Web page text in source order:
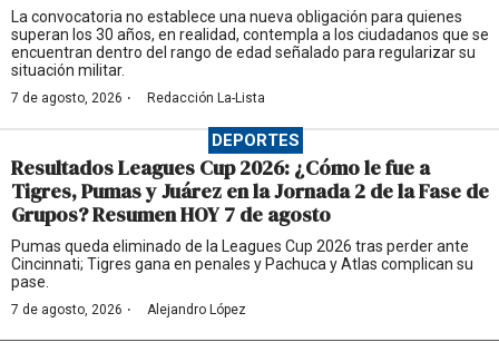
La convocatoria no establece una nueva obligación para quienes
superan los 30 años, en realidad, contempla a los ciudadanos que se
encuentran dentro del rango de edad señalado para regularizar su
situación militar.
7 de agosto, 2026 · Redacción La-Lista
DEPORTES
Resultados Leagues Cup 2026: ¿Cómo le fue a
Tigres, Pumas y Juárez en la Jornada 2 de la Fase de
Grupos? Resumen HOY 7 de agosto
Pumas queda eliminado de la Leagues Cup 2026 tras perder ante
Cincinnati; Tigres gana en penales y Pachuca y Atlas complican su
pase.
7 de agosto, 2026 · Alejandro López